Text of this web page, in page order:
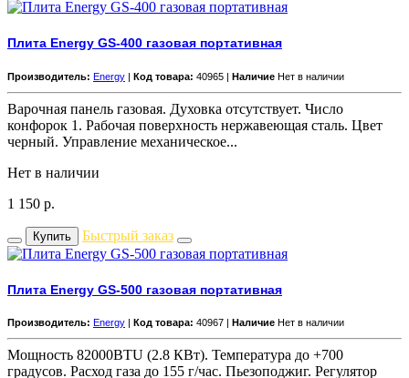
Плита Energy GS-400 газовая портативная
Производитель: Energy | Код товара: 40965 | Наличие Нет в наличии
Варочная панель газовая. Духовка отсутствует. Число
конфорок 1. Рабочая поверхность нержавеющая сталь. Цвет
черный. Управление механическое...
Нет в наличии
1 150 р.
Купить Быстрый заказ
Плита Energy GS-500 газовая портативная
Производитель: Energy Код товара: 40967 | Наличие Нет в наличии
Мощность 82000BTU (2.8 КВт). Температура до +700
градусов. Расход газа до 155 г/час. Пьезоподжиг. Регулятор